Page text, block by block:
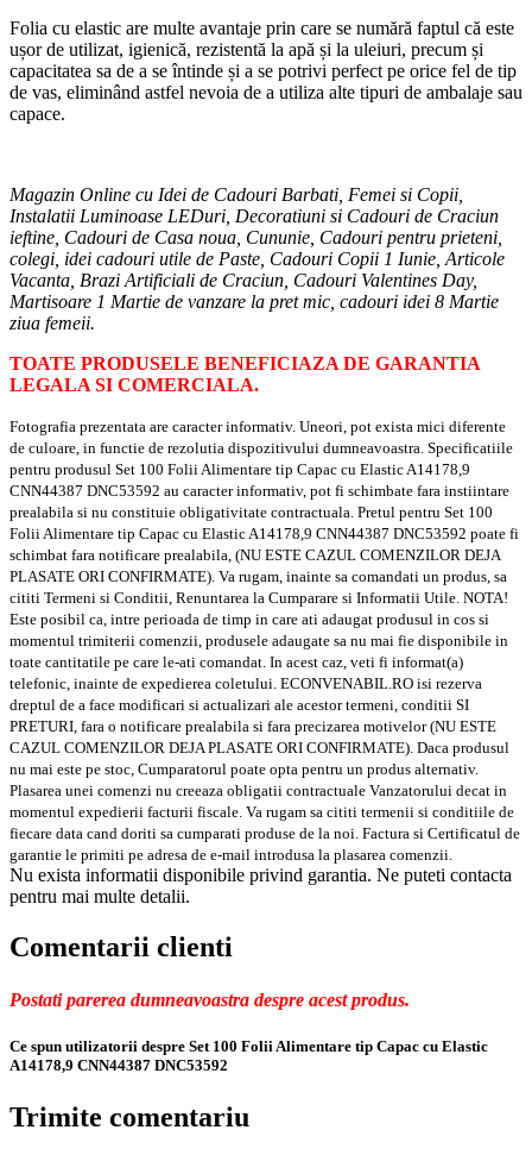
Folia cu elastic are multe avantaje prin care se numără faptul că este
ușor de utilizat, igienică, rezistentă la apă și la uleiuri, precum și
capacitatea sa de a se întinde și a se potrivi perfect pe orice fel de tip
de vas, eliminând astfel nevoia de a utiliza alte tipuri de ambalaje sau
capace.
Magazin Online cu Idei de Cadouri Barbati, Femei si Copii,
Instalatii Luminoase LEDuri, Decoratiuni si Cadouri de Craciun
ieftine, Cadouri de Casa noua, Cununie, Cadouri pentru prieteni,
colegi, idei cadouri utile de Paste, Cadouri Copii 1 Iunie, Articole
Vacanta, Brazi Artificiali de Craciun, Cadouri Valentines Day,
Martisoare 1 Martie de vanzare la pret mic, cadouri idei 8 Martie
ziua femeii.
TOATE PRODUSELE BENEFICIAZA DE GARANTIA
LEGALA SI COMERCIALA.
Fotografia prezentata are caracter informativ. Uneori, pot exista mici diferente
de culoare, in functie de rezolutia dispozitivului dumneavoastra. Specificatiile
pentru produsul Set 100 Folii Alimentare tip Capac cu Elastic A14178,9
CNN44387 DNC53592 au caracter informativ, pot fi schimbate fara instiintare
prealabila si nu constituie obligativitate contractuala. Pretul pentru Set 100
Folii Alimentare tip Capac cu Elastic A14178,9 CNN44387 DNC53592 poate fi
schimbat fara notificare prealabila, (NU ESTE CAZUL COMENZILOR DEJA
PLASATE ORI CONFIRMATE). Va rugam, inainte sa comandati un produs, sa
cititi Termeni si Conditii, Renuntarea la Cumparare si Informatii Utile. NOTA!
Este posibil ca, intre perioada de timp in care ati adaugat produsul in cos si
momentul trimiterii comenzii, produsele adaugate sa nu mai fie disponibile in
toate cantitatile pe care le-ati comandat. In acest caz, veti fi informat(a)
telefonic, inainte de expedierea coletului. ECONVENABIL.RO isi rezerva
dreptul de a face modificari si actualizari ale acestor termeni, conditii SI
PRETURI, fara o notificare prealabila si fara precizarea motivelor (NU ESTE
CAZUL COMENZILOR DEJA PLASATE ORI CONFIRMATE). Daca produsul
nu mai este pe stoc, Cumparatorul poate opta pentru un produs alternativ.
Plasarea unei comenzi nu creeaza obligatii contractuale Vanzatorului decat in
momentul expedierii facturii fiscale. Va rugam sa cititi termenii si conditiile de
fiecare data cand doriti sa cumparati produse de la noi. Factura si Certificatul de
garantie le primiti pe adresa de e-mail introdusa la plasarea comenzii.
Nu exista informatii disponibile privind garantia. Ne puteti contacta
pentru mai multe detalii.
Comentarii clienti
Postati parerea dumneavoastra despre acest produs.
Ce spun utilizatorii despre Set 100 Folii Alimentare tip Capac cu Elastic
A14178,9 CNN44387 DNC53592
Trimite comentariu